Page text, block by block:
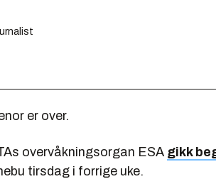
er over.
overvåkningsorgan ESA gikk
tirsdag i forrige uke.